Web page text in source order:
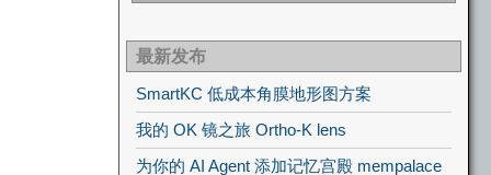
最新发布
SmartKC 低成本角膜地形图方案
我的 OK 镜之旅 Ortho-K lens
为你的 AI Agent 添加记忆宫殿 mempalace